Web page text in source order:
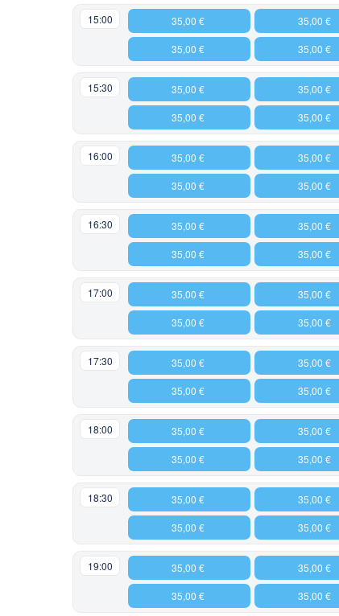
15:00 35,00 €
35,00 €
35,00 €
35,00 €
15:30 35,00 €
35,00 €
35,00 €
35,00 €
16:00 35,00 €
35,00 €
35,00 €
35,00 €
16:30 35,00 €
35,00 €
35,00 €
35,00 €
17:00 35,00 €
35,00 €
35,00 €
35,00 €
17:30 35,00 €
35,00 €
35,00 €
35,00 €
18:00 35,00 €
35,00 €
35,00 €
35,00 €
18:30 35,00 €
35,00 €
35,00 €
35,00 €
19:00 35,00 €
35,00 €
35,00 €
35,00 €